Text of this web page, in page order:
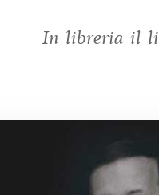
In libreria il